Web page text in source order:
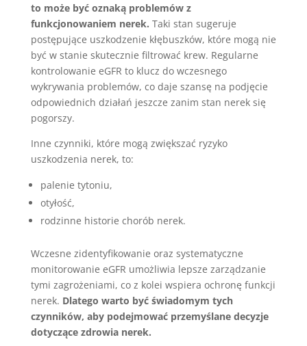
to może być oznaką problemów z
funkcjonowaniem nerek. Taki stan sugeruje
postępujące uszkodzenie kłębuszków, które mogą nie
być w stanie skutecznie filtrować krew. Regularne
kontrolowanie eGFR to klucz do wczesnego
wykrywania problemów, co daje szansę na podjęcie
odpowiednich działań jeszcze zanim stan nerek się
pogorszy.
Inne czynniki, które mogą zwiększać ryzyko
uszkodzenia nerek, to:
palenie tytoniu,
otyłość,
rodzinne historie chorób nerek.
Wczesne zidentyfikowanie oraz systematyczne
monitorowanie eGFR umożliwia lepsze zarządzanie
tymi zagrożeniami, co z kolei wspiera ochronę funkcji
nerek. Dlatego warto być świadomym tych
czynników, aby podejmować przemyślane decyzje
dotyczące zdrowia nerek.